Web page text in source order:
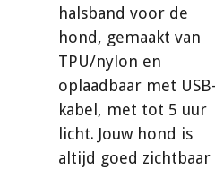
halsband voor de
hond, gemaakt van
TPU/nylon en
oplaadbaar met USB-
kabel, met tot 5 uur
licht. Jouw hond is
altijd goed zichtbaar